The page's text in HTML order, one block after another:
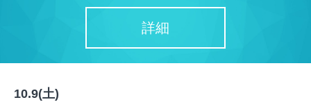
詳細
10.9(土)